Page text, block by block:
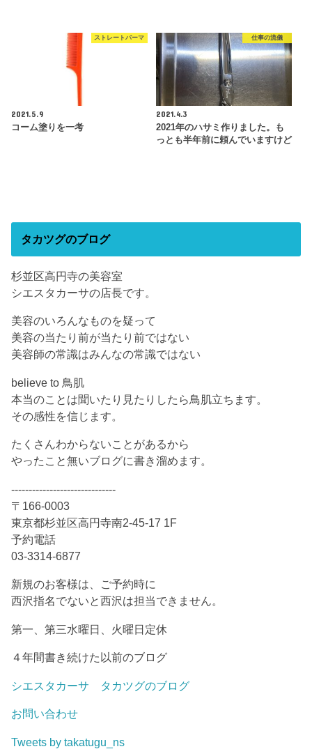
ストレートパーマ
2021.5.9
コーム塗りを一考
仕事の流儀
2021.4.3
2021年のハサミ作りました。も
っとも半年前に頼んでいますけど
タカツグのブログ
杉並区高円寺の美容室
シエスタカーサの店長です。
美容のいろんなものを疑って
美容の当たり前が当たり前ではない
美容師の常識はみんなの常識ではない
believe to 鳥肌
本当のことは聞いたり見たりしたら鳥肌立ちます。
その感性を信じます。
たくさんわからないことがあるから
やったこと無いブログに書き溜めます。
------------------------------
〒166-0003
東京都杉並区高円寺南2-45-17 1F
予約電話
03-3314-6877
新規のお客様は、ご予約時に
西沢指名でないと西沢は担当できません。
第一、第三水曜日、火曜日定休
４年間書き続けた以前のブログ
シエスタカーサ タカツグのブログ
お問い合わせ
Tweets by takatugu_ns